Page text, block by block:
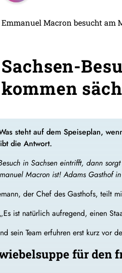
Emmanuel Macron besucht am
Sachsen-
kommen
steht auf dem Speiseplan,
die Antwort.
in Sachsen eintrifft, dann
Macron ist! Adams Gasthof
der Chef des Gasthofs, teilt
„Es ist natürlich aufregend, einen
sein Team erfuhren erst kurz vor
für den